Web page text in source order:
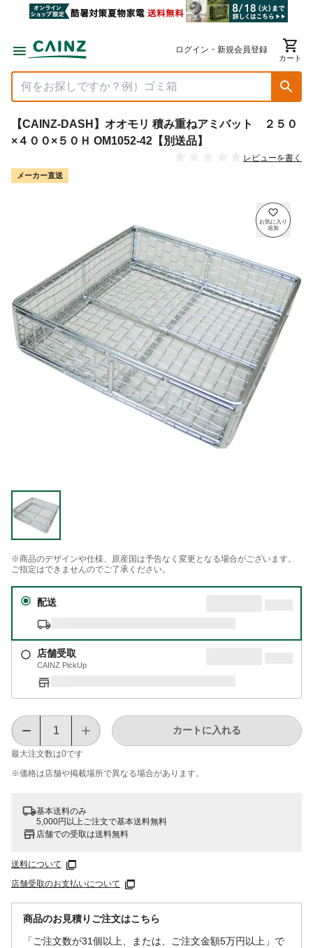
ログイン・新規会員登録
カート
【CAINZ-DASH】オオモリ 積み重ねアミバット ２５０
×４００×５０Ｈ OM1052-42【別送品】
レビューを書く
メーカー直送
※商品のデザインや仕様、原産国は予告なく変更となる場合がございます。
ご指定はできませんのでご了承ください。
配送
店舗受取
CAINZ PickUp
最大注文数は0です
カートに入れる
※価格は​店舗や​掲載場所で​異なる​場合が​あります。
基本送料のみ
5,000円以上ご注文で基本送料無料
店舗での受取は送料無料
送料について
店舗受取のお支払いについて
商品のお見積りご注文はこちら
「ご注文数が31個以上、または、ご注文金額5万円以上」で